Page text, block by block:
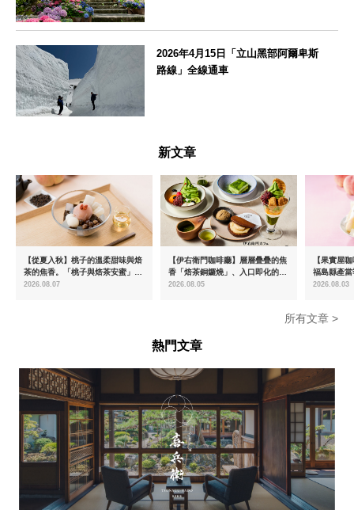
2026年4月15日「立山黑部阿爾卑斯
路線」全線通車
新文章
【從夏入秋】桃子的溫柔甜味與焙
茶的焦香。「桃子與焙茶安蜜」將
於8月中旬起限時販售
2026.08.07
【伊右衛門咖啡廳】層層疊疊的焦
香「焙茶銅鑼燒」、入口即化的
「宇治抹茶提拉米蘇」全新登場
2026.08.05
【果實屋
福島縣產
2026.08.03
所有文章 >
熱門文章